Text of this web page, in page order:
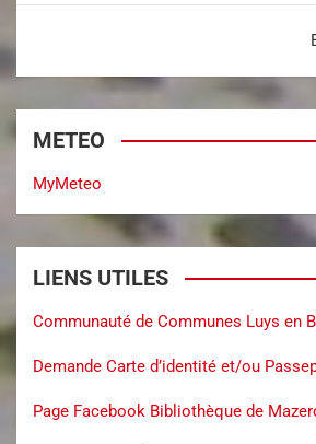
METEO
MyMeteo
LIENS UTILES
Communauté de Communes Luys en
Demande Carte d’identité et/ou
Page Facebook Bibliothèque de